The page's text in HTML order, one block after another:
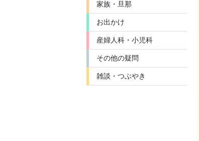
家族・旦那
お出かけ
産婦人科・小児科
その他の疑問
雑談・つぶやき